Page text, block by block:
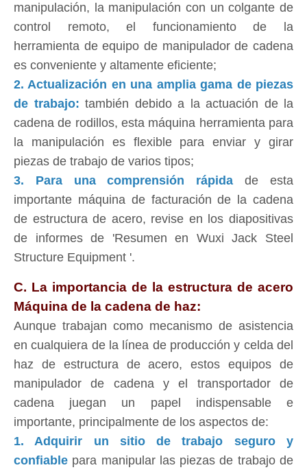
manipulación, la manipulación con un colgante de
control remoto, el funcionamiento de la
herramienta de equipo de manipulador de cadena
es conveniente y altamente eficiente;
2. Actualización en una amplia gama de piezas
de trabajo: también debido a la actuación de la
cadena de rodillos, esta máquina herramienta para
la manipulación es flexible para enviar y girar
piezas de trabajo de varios tipos;
3. Para una comprensión rápidade esta
importante máquina de facturación de la cadena
de estructura de acero, revise en los diapositivas
de informes de 'Resumen en Wuxi Jack Steel
Structure Equipment '.
C. La importancia de la estructura de acero
Máquina de la cadena de haz:
Aunque trabajan como mecanismo de asistencia
en cualquiera de la línea de producción y celda del
haz de estructura de acero, estos equipos de
manipulador de cadena y el transportador de
cadena juegan un papel indispensable e
importante, principalmente de los aspectos de:
1. Adquirir un sitio de trabajo seguro y
confiable para manipular las piezas de trabajo de